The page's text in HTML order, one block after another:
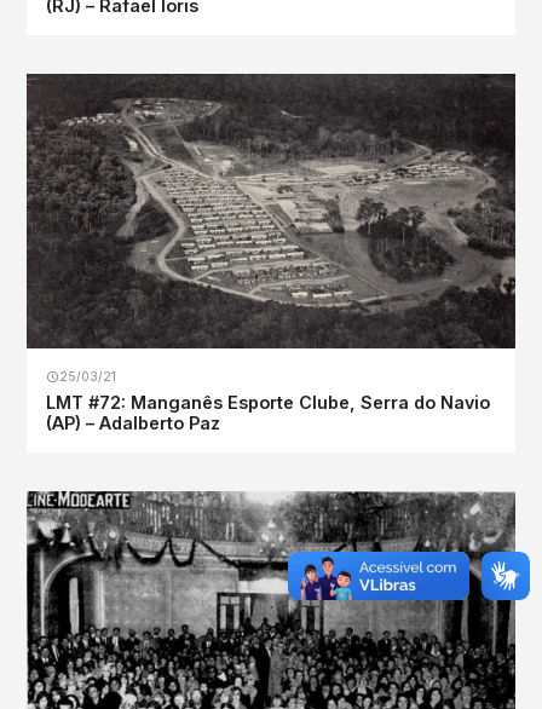
(RJ) – Rafael Ioris
25/03/21
LMT #72: Manganês Esporte Clube, Serra do Navio
(AP) – Adalberto Paz